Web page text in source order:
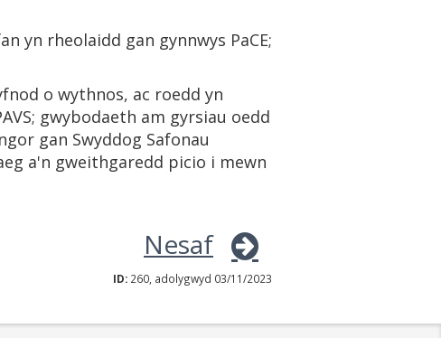
yn rheolaidd gan gynnwys PaCE;
o wythnos, ac roedd yn
gwybodaeth am gyrsiau oedd
gan Swyddog Safonau
a'n gweithgaredd picio i mewn
Nesaf
ID: 260, adolygwyd 03/11/2023